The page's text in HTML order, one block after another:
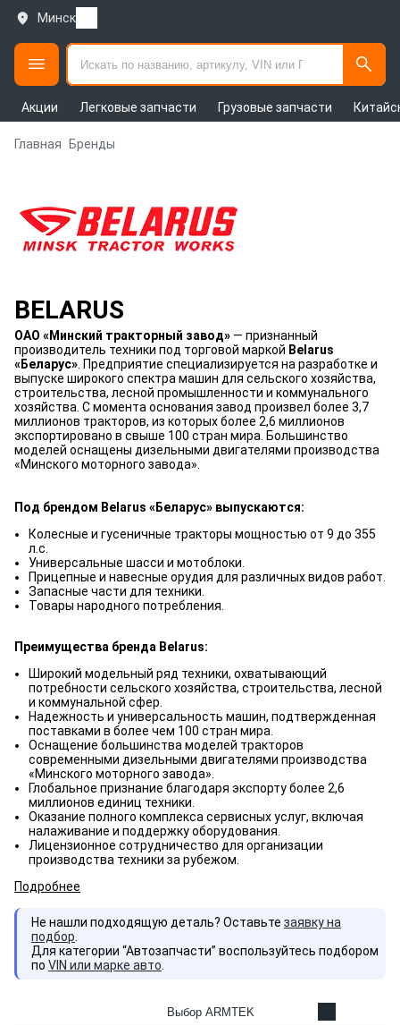
Минск
Акции Легковые запчасти Грузовые запчасти
Главная Бренды
BELARUS
ОАО «Минский тракторный завод» — признанный
производитель техники под торговой маркой Belarus
«Беларус» . Предприятие специализируется на разработке и
выпуске широкого спектра машин для сельского хозяйства,
строительства, лесной промышленности и коммунального
хозяйства. С момента основания завод произвел более 3,7
миллионов тракторов, из которых более 2,6 миллионов
экспортировано в свыше 100 стран мира. Большинство
моделей оснащены дизельными двигателями производства
«Минского моторного завода».
Под брендом Belarus «Беларус» выпускаются:
Колесные и гусеничные тракторы мощностью от 9 до 355
л.с.
Универсальные шасси и мотоблоки.
Прицепные и навесные орудия для различных видов работ.
Запасные части для техники.
Товары народного потребления.
Преимущества бренда Belarus:
Широкий модельный ряд техники, охватывающий
потребности сельского хозяйства, строительства, лесной
и коммунальной сфер.
Надежность и универсальность машин, подтвержденная
поставками в более чем 100 стран мира.
Оснащение большинства моделей тракторов
современными дизельными двигателями производства
«Минского моторного завода».
Глобальное признание благодаря экспорту более 2,6
миллионов единиц техники.
Оказание полного комплекса сервисных услуг, включая
налаживание и поддержку оборудования.
Лицензионное сотрудничество для организации
производства техники за рубежом.
Подробнее
Не нашли подходящую деталь? Оставьте заявку на
подбор
Для категории “Автозапчасти” воспользуйтесь подбором
по VIN или марке авто
Выбор ARMTEK